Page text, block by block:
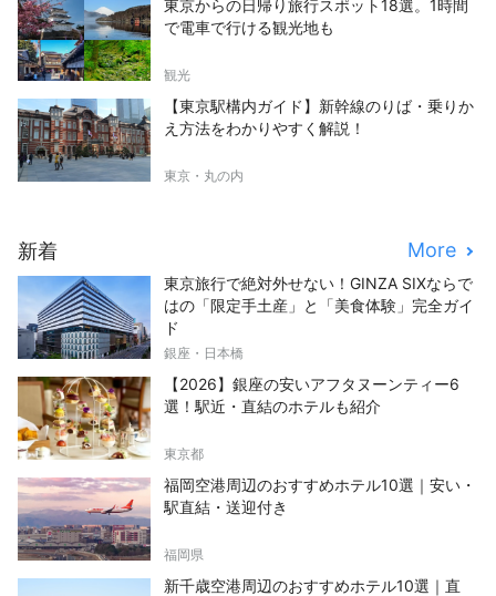
東京からの日帰り旅行スポット18選。1時間
で電車で行ける観光地も
観光
【東京駅構内ガイド】新幹線のりば・乗りか
え方法をわかりやすく解説！
東京・丸の内
新着 More
東京旅行で絶対外せない！GINZA SIXならで
はの「限定手土産」と「美食体験」完全ガイ
ド
銀座・日本橋
【2026】銀座の安いアフタヌーンティー6
選！駅近・直結のホテルも紹介
東京都
福岡空港周辺のおすすめホテル10選｜安い・
駅直結・送迎付き
福岡県
新千歳空港周辺のおすすめホテル10選｜直